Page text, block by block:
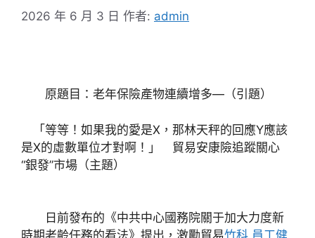
2026 年 6 月 3 日 作者: admin
原題目：老年保險產物連續增多—（引題）
「等等！如果我的愛是X，那林天秤的回應Y應該
是X的虛數單位才對啊！」 貿易安康險追蹤關心
“銀發”市場（主題）
日前發布的《中共中心國務院關于加大力度新
時期老齡任務的看法》提出，激勵貿易竹科 員工健